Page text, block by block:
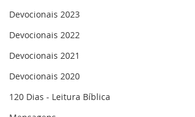
Devocionais 2023
Devocionais 2022
Devocionais 2021
Devocionais 2020
120 Dias - Leitura Bíblica